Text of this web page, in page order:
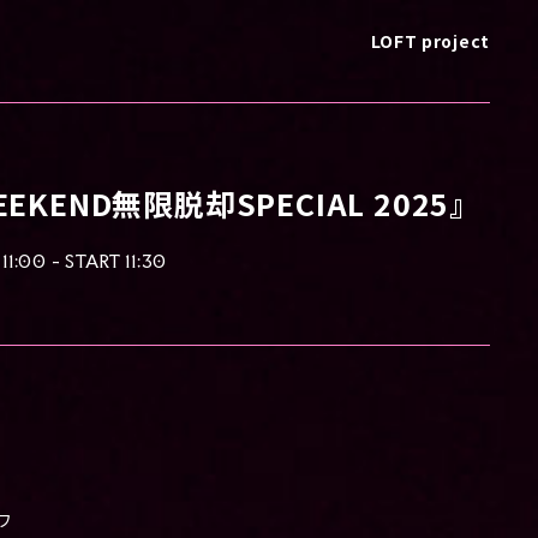
LOFT project
無限脱却SPECIAL 2025』
- START 11:30